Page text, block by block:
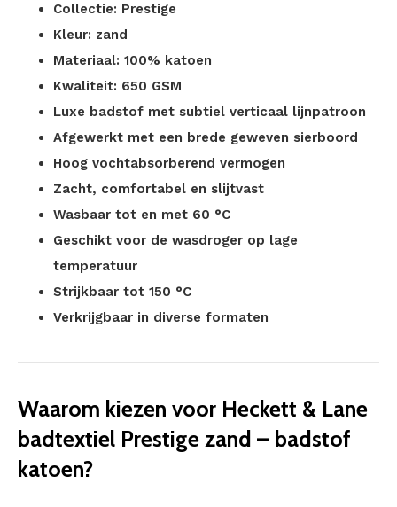
Collectie: Prestige
Kleur: zand
Materiaal: 100% katoen
Kwaliteit: 650 GSM
Luxe badstof met subtiel verticaal lijnpatroon
Afgewerkt met een brede geweven sierboord
Hoog vochtabsorberend vermogen
Zacht, comfortabel en slijtvast
Wasbaar tot en met 60 °C
Geschikt voor de wasdroger op lage
temperatuur
Strijkbaar tot 150 °C
Verkrijgbaar in diverse formaten
Waarom kiezen voor Heckett & Lane
badtextiel Prestige zand – badstof
katoen?